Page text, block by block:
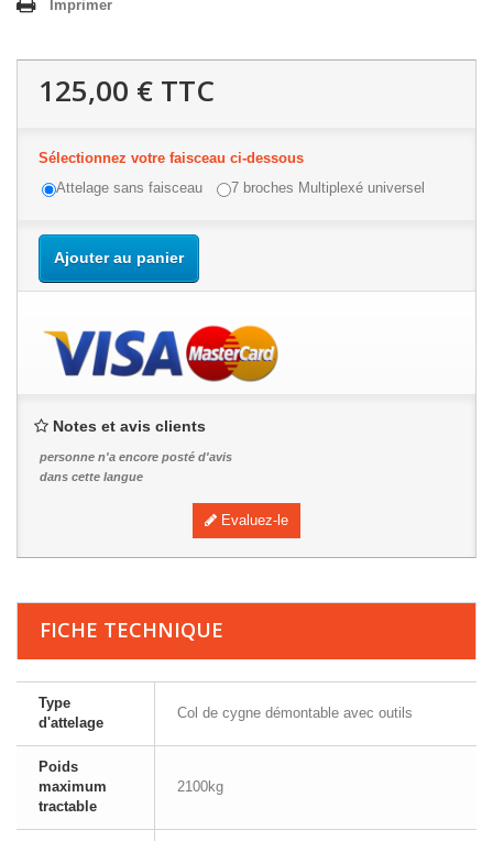
Imprimer
125,00 € TTC
Sélectionnez votre faisceau ci-dessous
Attelage sans faisceau
7 broches Multiplexé universel
Ajouter au panier
Notes et avis clients
personne n'a encore posté d'avis
dans cette langue
Evaluez-le
FICHE TECHNIQUE
Type
d'attelage
Col de cygne démontable avec outils
Poids
maximum
tractable
2100kg